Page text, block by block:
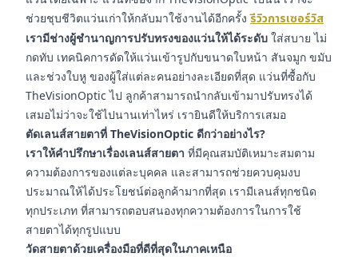
ช่วยชุบชีวิตแว่นเก่าให้กลับมาใช้งานได้อีกครั้งรีวิวการเซอร์วิส
เรามีช่างผู้ชำนาญการปรับทรงของแว่นให้ได้ระดับ ใส่สบาย ไม่
กดทับ เทคนิคการดัดให้แว่นเข้ารูปกับขนาดใบหน้า สันจมูก ขมับ
และช่วงใบหู ของผู้ใส่แต่ละคนอย่างละเอียดที่สุด แว่นที่ซื้อกับ
TheVisionOptic ไป ลูกค้าสามารถนำกลับเข้ามาปรับทรงได้
เสมอไม่ว่าจะใช้ไปนานเท่าไหร่ เรายินดีให้บริการเสมอ
ตัดเลนส์สายตาที่ TheVisionOptic ดีกว่าอย่างไร?
เราให้คำปรึกษาเรื่องเลนส์สายตา ที่มีคุณสมบัติเหมาะสมตาม
ความต้องการของแต่ละบุคคล และสามารถช่วยควบคุมงบ
ประมาณให้ได้ประโยชน์ต่อลูกค้ามากที่สุด เรามีเลนส์ทุกชนิด
ทุกประเภท ที่สามารถตอบสนองทุกความต้องการในการใช้
สายตาได้ทุกรูปแบบ
วัดสายตาด้วยเครื่องมือที่ดีที่สุดในภาคเหนือ